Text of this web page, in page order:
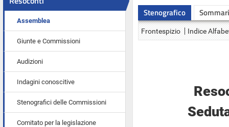
Assemblea
Giunte e Commissioni
Audizioni
Indagini conoscitive
Stenografici delle Commissioni
Comitato per la legislazione
Stenografico
Frontespizio Indice